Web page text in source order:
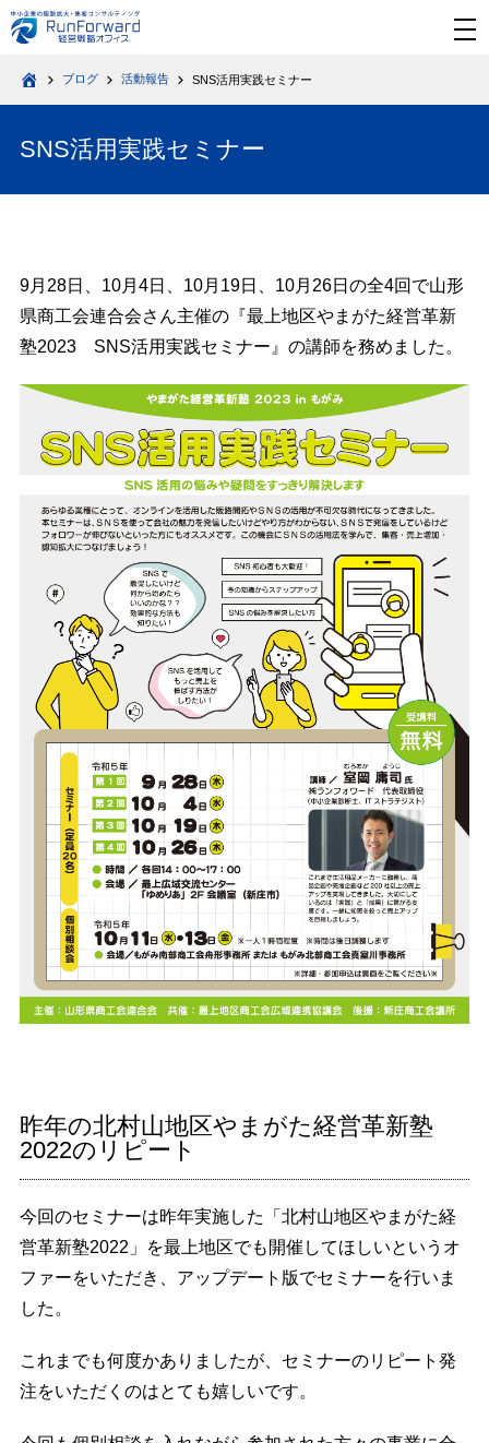
メ
ニ
開
HOMEブログ 活動報告 SNS活用実践セミナー
SNS活用実践セミナー
9月28日、10月4日、10月19日、10月26日の全4回で山形
県商工会連合会さん主催の『最上地区やまがた経営革新
塾2023 SNS活用実践セミナー』の講師を務めました。
昨年の北村山地区やまがた経営革新塾
2022のリピート
今回のセミナーは昨年実施した「北村山地区やまがた経
営革新塾2022」を最上地区でも開催してほしいというオ
ファーをいただき、アップデート版でセミナーを行いま
した。
これまでも何度かありましたが、セミナーのリピート発
注をいただくのはとても嬉しいです。